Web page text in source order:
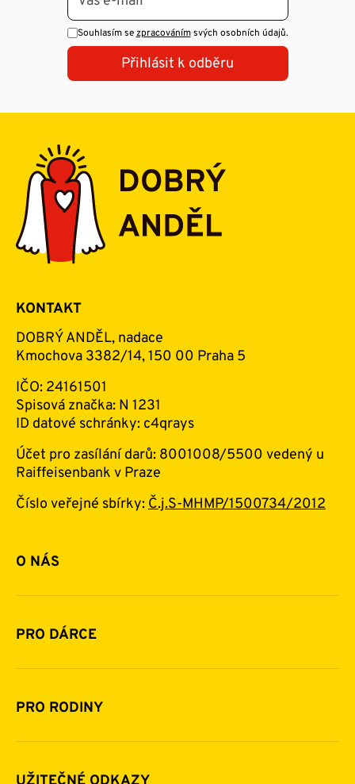
Souhlasím sezpracovánímsvých osobních údajů.
Přihlásit k odběru
KONTAKT
DOBRÝ ANDĚL, nadace
Kmochova 3382/14, 150 00 Praha 5
IČO: 24161501
Spisová značka: N 1231
ID datové schránky: c4qrays
Účet pro zasílání darů: 8001008/5500 vedený u
Raiffeisenbank v Praze
Číslo veřejné sbírky:Č.j.S-MHMP/1500734/2012
O NÁS
Základní informace o nadaci
Historie a zakladatelé
Financování
Pomoc v číslech
Napsali o nás
PRO DÁRCE
Jak pomáhat
Daňová uznatelnost darů
Další možnosti pomoci
Zpravodaje
PRO RODINY
Komu a jak pomáháme
Pravidla poskytování finanční pomoci